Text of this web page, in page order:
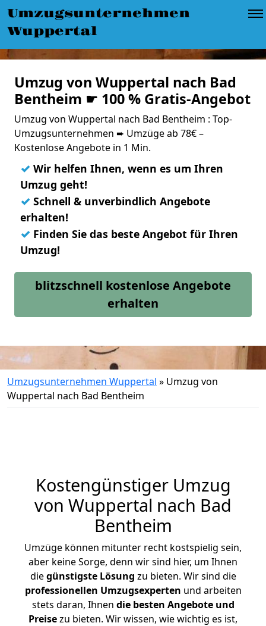
Umzugsunternehmen
Wuppertal
Umzug von Wuppertal nach Bad
Bentheim ☛ 100 % Gratis-Angebot
Umzug von Wuppertal nach Bad Bentheim : Top-
Umzugsunternehmen ➨ Umzüge ab 78€ –
Kostenlose Angebote in 1 Min.
✓ Wir helfen Ihnen, wenn es um Ihren
Umzug geht!
✓ Schnell & unverbindlich Angebote
erhalten!
✓ Finden Sie das beste Angebot für Ihren
Umzug!
blitzschnell kostenlose Angebote
erhalten
Umzugsunternehmen Wuppertal » Umzug von
Wuppertal nach Bad Bentheim
Kostengünstiger Umzug
von Wuppertal nach Bad
Bentheim
Umzüge können mitunter recht kostspielig sein,
aber keine Sorge, denn wir sind hier, um Ihnen
diegünstigste Lösung zu bieten. Wir sind die
professionellen Umzugsexperten und arbeiten
stets daran, Ihnen die besten Angebote und
Preisezu bieten. Wir wissen, wie wichtig es ist,